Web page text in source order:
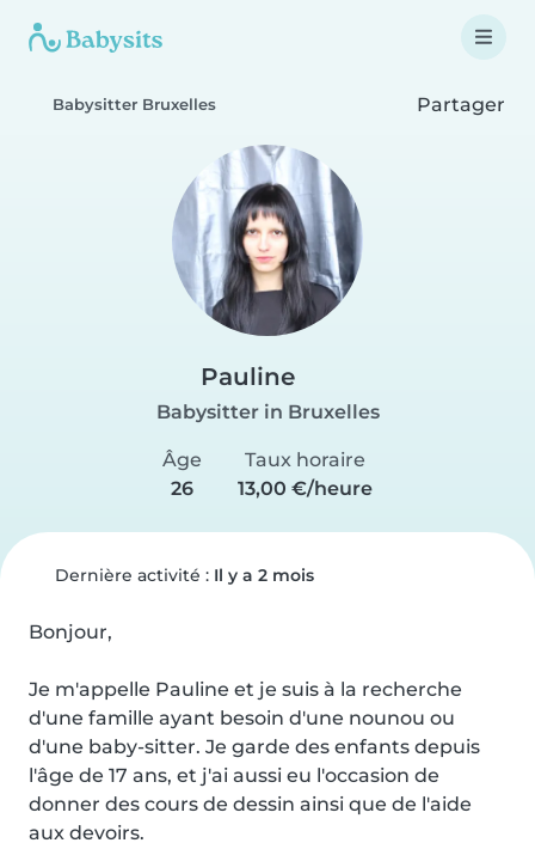
Babysitter Bruxelles Partager
Pauline
Babysitter in Bruxelles
Âge
26
Taux horaire
13,00 €/heure
Dernière activité : Il y a 2 mois
Bonjour,
Je m'appelle Pauline et je suis à la recherche
d'une famille ayant besoin d'une nounou ou
d'une baby-sitter. Je garde des enfants depuis
l'âge de 17 ans, et j'ai aussi eu l'occasion de
donner des cours de dessin ainsi que de l'aide
aux devoirs.